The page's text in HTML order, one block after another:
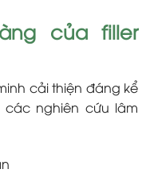
của filler
cải thiện đáng kể
nghiên cứu lâm